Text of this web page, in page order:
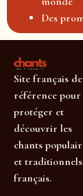
Des
Site français de
référence pour
protéger et
découvrir les
chants
et traditionnels
français.